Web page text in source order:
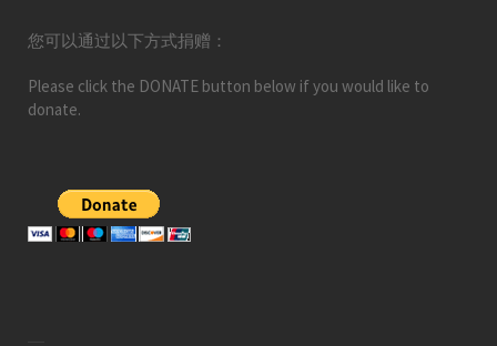
您可以通过以下方式捐赠：
Please click the DONATE button below if you would like to
donate.